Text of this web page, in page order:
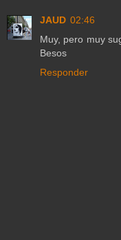
JAUD 02:46
Muy, pero muy
Besos
Responder